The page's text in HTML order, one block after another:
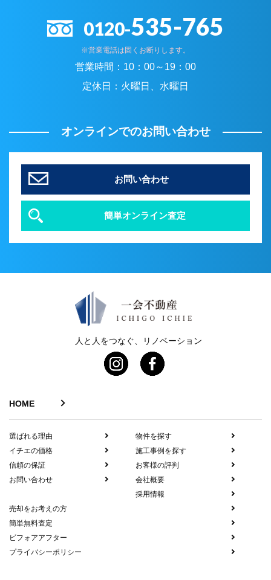
0120-535-765
※営業電話は固くお断りします。
営業時間： 10：00～19：00
定休日： 火曜日、水曜日
オンラインでのお問い合わせ
お問い合わせ
簡単オンライン査定
人と人をつなぐ、リノベーション
HOME
選ばれる理由
イチエの価格
信頼の保証
お問い合わせ
物件を探す
施工事例を探す
お客様の評判
会社概要
採用情報
売却をお考えの方
簡単無料査定
ビフォアアフター
プライバシーポリシー